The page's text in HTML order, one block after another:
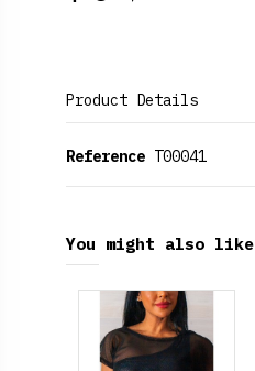
Product Details
Reference T00041
You might also like